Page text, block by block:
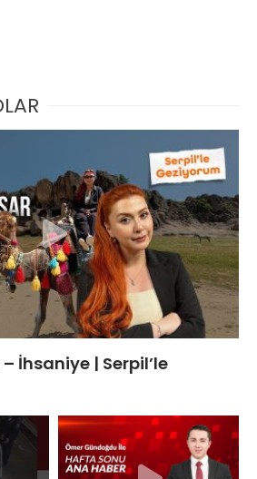
İhsaniye | Serpil’le